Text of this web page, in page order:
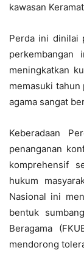
kawasan
Perda ini dinilai
perkembangan
meningkatkan
memasuki
agama sangat
Keberadaan
penanganan
komprehensif
hukum
Nasional ini
bentuk
Beragama
mendorong